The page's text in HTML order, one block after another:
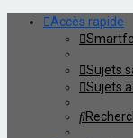
Accès rapide
Sujets
Sujets